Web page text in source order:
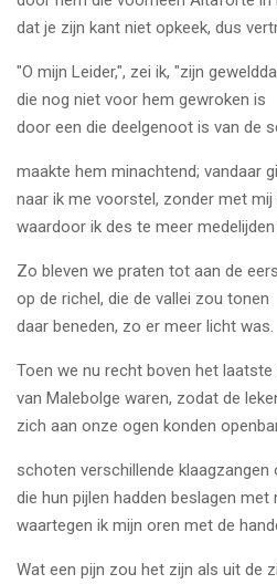
dat je zijn kant niet opkeek, dus
"O mijn Leider,", zei ik, "zijn
die nog niet voor hem gewroken is
door een die deelgenoot is van de
maakte hem minachtend; vandaar
naar ik me voorstel, zonder met mij
waardoor ik des te meer
Zo bleven we praten tot aan de
op de richel, die de vallei zou tonen
daar beneden, zo er meer licht was.
Toen we nu recht boven het
van Malebolge waren, zodat de
zich aan onze ogen konden
schoten verschillende klaagzangen
die hun pijlen hadden beslagen met
waartegen ik mijn oren met de
Wat een pijn zou het zijn als uit de